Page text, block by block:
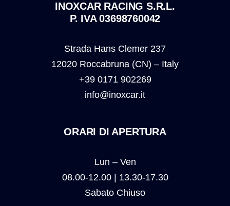
INOXCAR RACING S.R.L.
P. IVA 03698760042
Strada Hans Clemer 237
12020 Roccabruna (CN) – Italy
+39 0171 902269
info@inoxcar.it
ORARI DI APERTURA
Lun – Ven
08.00-12.00 | 13.30-17.30
Sabato Chiuso